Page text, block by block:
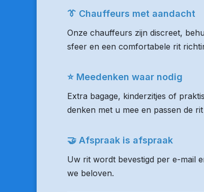
👔 Chauffeurs met aandacht
Onze chauffeurs zijn discreet,
sfeer en een comfortabele rit
⭐ Meedenken waar nodig
Extra bagage, kinderzitjes of
denken met u mee en passen de
🤝 Afspraak is afspraak
Uw rit wordt bevestigd per e-mail
we beloven.